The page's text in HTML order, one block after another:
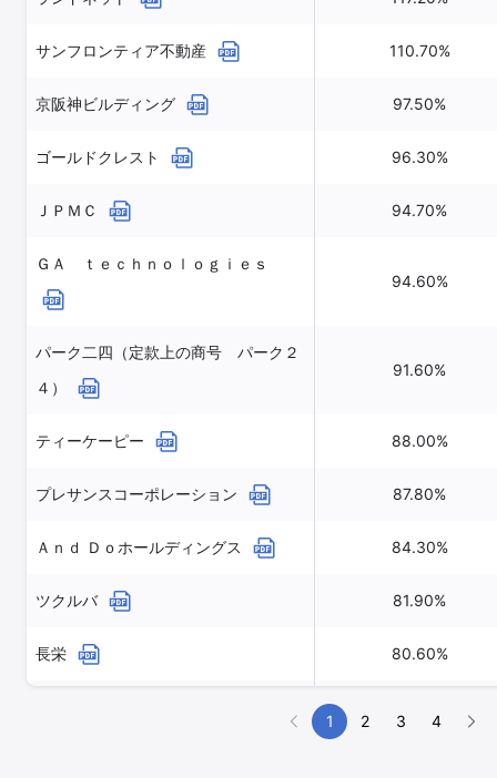
サンフロンティア不動産 110.70%
京阪神ビルディング 97.50%
ゴールドクレスト 96.30%
ＪＰＭＣ 94.70%
ＧＡ ｔｅｃｈｎｏｌｏｇｉｅｓ
94.60%
パーク二四（定款上の商号 パーク２
４）
91.60%
ティーケーピー 88.00%
プレサンスコーポレーション 87.80%
Ａｎｄ Ｄｏホールディングス 84.30%
ツクルバ 81.90%
長栄 80.60%
1 2 3 4